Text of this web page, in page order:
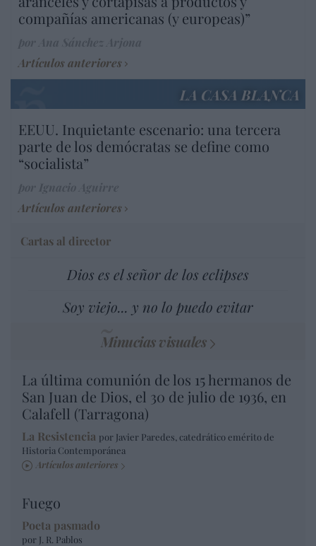
compañías americanas (y europeas)”
Artículos anteriores
LA CASA BLANCA
EEUU. Inquietante escenario: una tercera
parte de los demócratas se define como
“socialista”
Artículos anteriores
Cartas al director
Dios es el señor de los eclipses
Soy viejo... y no lo puedo evitar
Minucias visuales
La última comunión de los 15 hermanos de
San Juan de Dios, el 30 de julio de 1936, en
Calafell (Tarragona)
La Resistencia por Javier Paredes, catedrático emérito de
Historia Contemporánea
Artículos anteriores
Fuego
Poeta pasmado
por J. R. Pablos